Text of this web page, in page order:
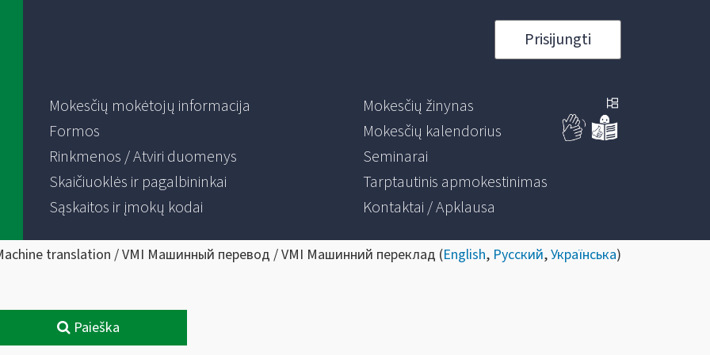
Prisijungti
Mokesčių mokėtojų informacija
Formos
Rinkmenos / Atviri duomenys
Skaičiuoklės ir pagalbininkai
Sąskaitos ir įmokų kodai
Mokesčių žinynas
Mokesčių kalendorius
Seminarai
Tarptautinis apmokestinimas
Kontaktai / Apklausa
translation / VMI Машинный перевод / VMI Машинний переклад (English, Русский,Українська)
Paieška